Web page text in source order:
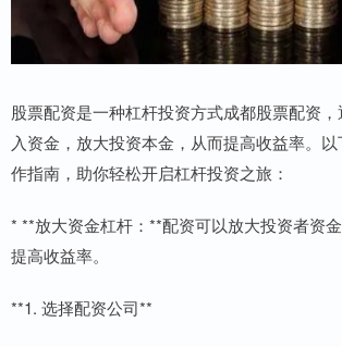
股票配资是一种杠杆投资方式成都股票配资
入资金，放大投资本金，从而提高收益率。
作指南，助你轻松开启杠杆投资之旅：
* **放大资金杠杆：**配资可以放大投资者资
提高收益率。
**1. 选择配资公司**